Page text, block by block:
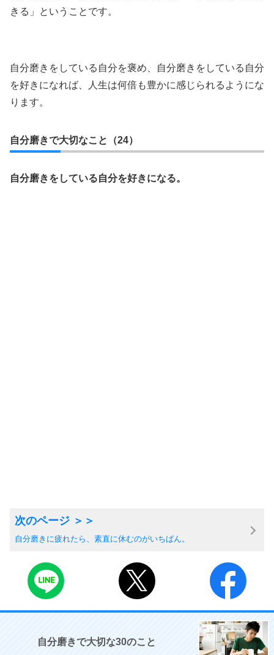
きる」ということです。
自分磨きをしている自分を褒め、自分磨きをしている自分
を好きになれば、人生は何倍も豊かに感じられるようにな
ります。
自分磨きで大切なこと（24）
自分磨きをしている自分を好きになる。
自分磨きに疲れたら、素直に休むのがいちばん。
自分磨きで大切な30のこと